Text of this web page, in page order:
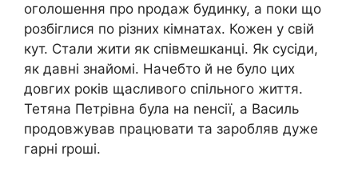
оголошення про nродаж будинку, а поки що
розбіглися по різних кімнатах. Кожен у свій
кут. Стали жити як співмешканці. Як сусіди,
як давні знайомі. Начебто й не було цих
довгих років щасливого спільного життя.
Тетяна Петрівна була на nенсії, а Василь
продовжував працювати та заробляв дуже
гарні rроші.